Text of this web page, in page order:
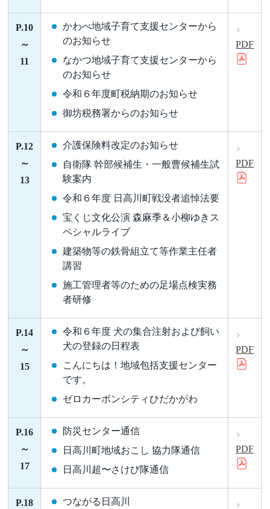
P.10
～
11
かわべ地域子育て支援センターから
のお知らせ
なかつ地域子育て支援センターから
のお知らせ
令和６年度町税納期のお知らせ
御坊税務署からのお知らせ
PDF
P.12
～
13
介護保険料改定のお知らせ
自衛隊 幹部候補生・一般曹候補生試
験案内
令和６年度 日高川町戦没者追悼法要
宝くじ文化公演 森麻季＆小柳ゆきス
ペシャルライブ
建築物等の鉄骨組立て等作業主任者
講習
施工管理者等のための足場点検実務
者研修
PDF
P.14
～
15
令和６年度 犬の集合注射および飼い
犬の登録の日程表
こんにちは！地域包括支援センター
です。
ゼロカーボンシティひだかがわ
PDF
P.16
～
17
防災センター通信
日高川町地域おこし 協力隊通信
日高川超〜さけび隊通信
PDF
P.18
つながる日高川